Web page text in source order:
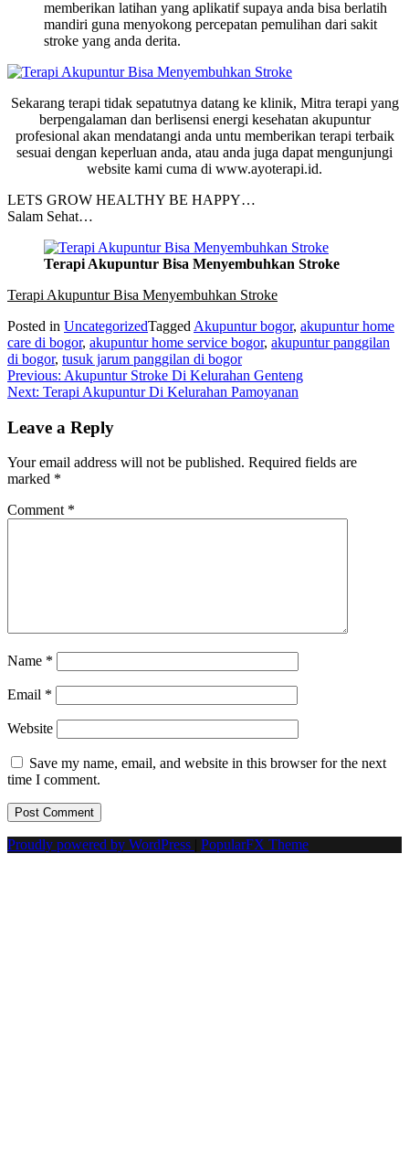
memberikan latihan yang aplikatif supaya anda bisa berlatih
mandiri guna menyokong percepatan pemulihan dari sakit
stroke yang anda derita.
Sekarang terapi tidak sepatutnya datang ke klinik, Mitra terapi yang
berpengalaman dan berlisensi energi kesehatan akupuntur
profesional akan mendatangi anda untu memberikan terapi terbaik
sesuai dengan keperluan anda, atau anda juga dapat mengunjungi
website kami cuma di www.ayoterapi.id.
LETS GROW HEALTHY BE HAPPY…
Salam Sehat…
Terapi Akupuntur Bisa Menyembuhkan Stroke
Terapi Akupuntur Bisa Menyembuhkan Stroke
Posted in UncategorizedTagged Akupuntur bogor, akupuntur home
care di bogor, akupuntur home service bogor, akupuntur panggilan
di bogor, tusuk jarum panggilan di bogor
Post
navigation
Previous: Akupuntur Stroke Di Kelurahan Genteng
Next: Terapi Akupuntur Di Kelurahan Pamoyanan
Leave a Reply
Your email address will not be published. Required fields are
marked *
Comment *
Name *
Email *
Website
Save my name, email, and website in this browser for the next
time I comment.
Proudly powered by WordPress PopularFX Theme